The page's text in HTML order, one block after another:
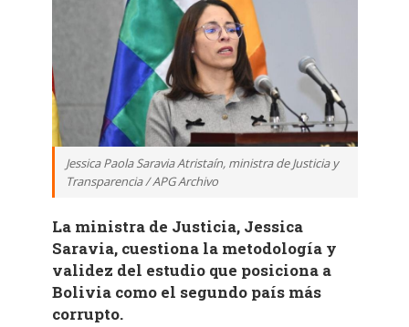
Jessica Paola Saravia Atristaín, ministra de Justicia y
Transparencia / APG Archivo
La ministra de Justicia, Jessica
Saravia, cuestiona la metodología y
validez del estudio que posiciona a
Bolivia como el segundo país más
corrupto.